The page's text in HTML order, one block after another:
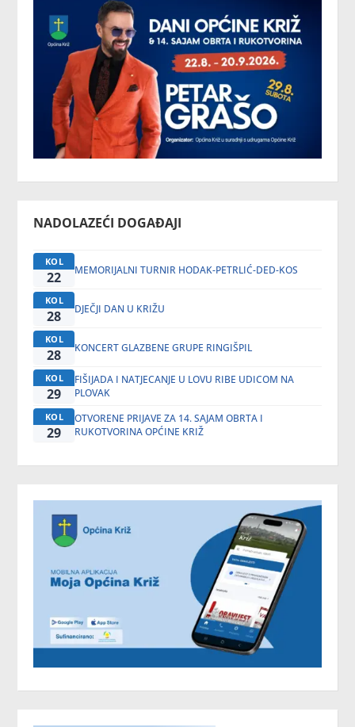
NADOLAZEĆI DOGAĐAJI
KOL
22 MEMORIJALNI TURNIR HODAK-PETRLIĆ-DED-KOS
KOL
28 DJEČJI DAN U KRIŽU
KOL
28 KONCERT GLAZBENE GRUPE RINGIŠPIL
KOL
29
FIŠIJADA I NATJECANJE U LOVU RIBE UDICOM NA
PLOVAK
KOL
29
OTVORENE PRIJAVE ZA 14. SAJAM OBRTA I
RUKOTVORINA OPĆINE KRIŽ